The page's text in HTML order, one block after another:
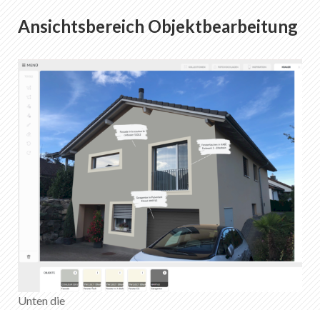
Ansichtsbereich Objektbearbeitung
Unten die